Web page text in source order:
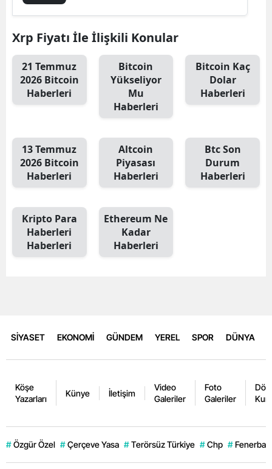
Xrp Fiyatı İle İlişkili Konular
21 Temmuz
2026 Bitcoin
Haberleri
Bitcoin
Yükseliyor
Mu
Haberleri
Bitcoin Kaç
Dolar
Haberleri
13 Temmuz
2026 Bitcoin
Haberleri
Altcoin
Piyasası
Haberleri
Btc Son
Durum
Haberleri
Kripto Para
Haberleri
Haberleri
Ethereum Ne
Kadar
Haberleri
SİYASET EKONOMİ GÜNDEM YEREL SPOR DÜNYA
Köşe
Yazarları
Künye İletişim
Video
Galeriler
Foto
Galeriler
# Özgür Özel # Çerçeve Yasa # Terörsüz Türkiye # Chp #